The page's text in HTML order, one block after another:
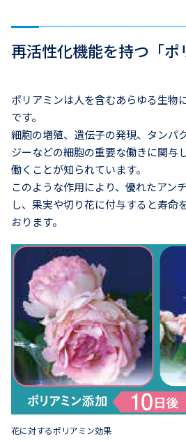
再活性化機能を持つ「
ポリアミンは人を含むあらゆる生物
です。
細胞の増殖、遺伝子の発現、タンパ
ジーなどの細胞の重要な働きに関与
働くことが知られています。
このような作用により、優れたアン
し、果実や切り花に付与すると寿命
おります。
花に対するポリアミン効果